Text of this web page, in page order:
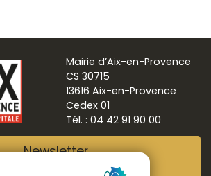
Mairie d’Aix-en-Provence
CS 30715
13616 Aix-en-Provence
Cedex 01
Tél. : 04 42 91 90 00
Newsletter